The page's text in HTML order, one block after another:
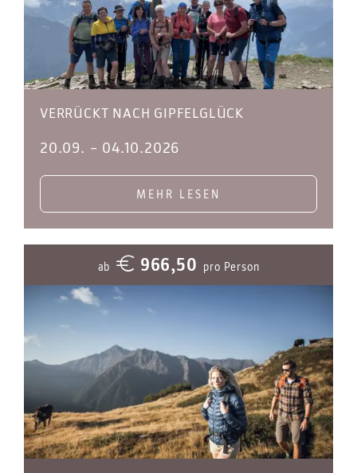
VERRÜCKT NACH GIPFELGLÜCK
20.09. – 04.10.2026
MEHR LESEN
ab 966,50 pro Person